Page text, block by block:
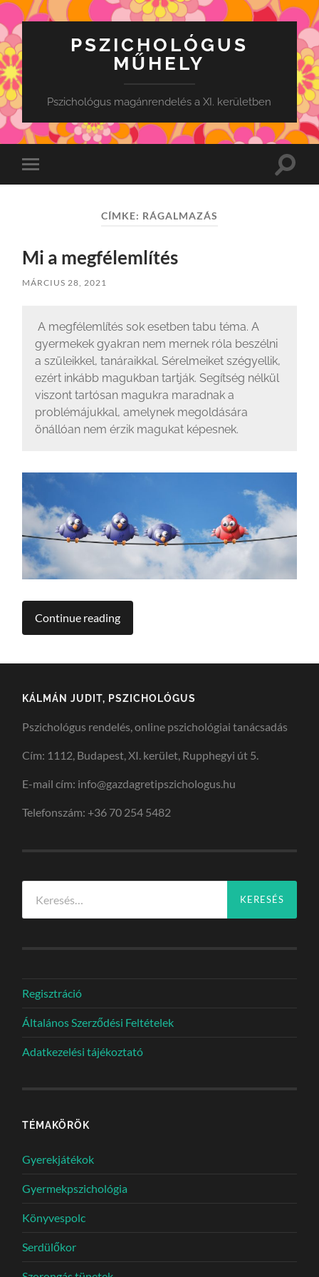
PSZICHOLÓGUS
MŰHELY
Pszichológus magánrendelés a XI. kerületben
Toggle
mobile
Toggle
CÍMKE: RÁGALMAZÁS
Mi a megfélemlítés
MÁRCIUS 28, 2021
A megfélemlítés sok esetben tabu téma. A
gyermekek gyakran nem mernek róla beszélni
a szüleikkel, tanáraikkal. Sérelmeiket szégyellik,
ezért inkább magukban tartják. Segítség nélkül
viszont tartósan magukra maradnak a
problémájukkal, amelynek megoldására
önállóan nem érzik magukat képesnek.
Continue reading
KÁLMÁN JUDIT, PSZICHOLÓGUS
Pszichológus rendelés, online pszichológiai tanácsadás
Cím: 1112, Budapest, XI. kerület, Rupphegyi út 5.
E-mail cím: info@gazdagretipszichologus.hu
Telefonszám: +36 70 254 5482
Regisztráció
Általános Szerződési Feltételek
Adatkezelési tájékoztató
TÉMAKÖRÖK
Gyerekjátékok
Gyermekpszichológia
Könyvespolc
Serdülőkor